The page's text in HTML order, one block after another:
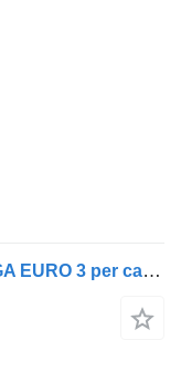
Motore MAN D2876 LF12 480 CV TGA EURO 3 per camion MAN